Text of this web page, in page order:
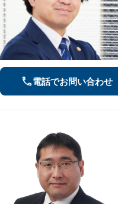
電話でお問い合わせ